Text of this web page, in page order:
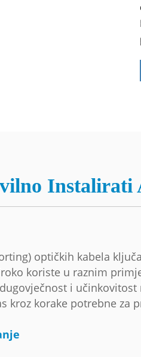
Instalirati
optičkih kabela
koriste u raznim
i
kroz korake potrebne za